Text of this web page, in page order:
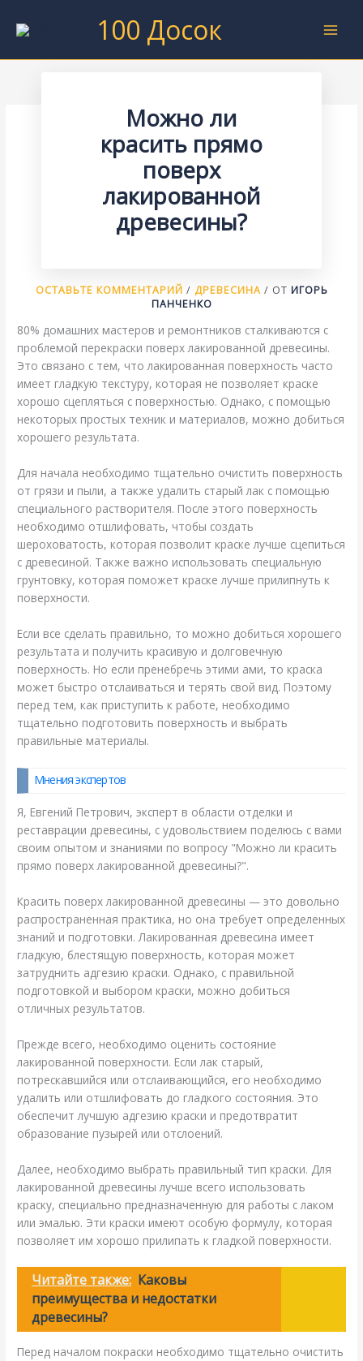
100 Досок
Можно ли
красить прямо
поверх
лакированной
древесины?
ОСТАВЬТЕ КОММЕНТАРИЙ / ДРЕВЕСИНА/ ОТ ИГОРЬ
ПАНЧЕНКО
80% домашних мастеров и ремонтников сталкиваются с
проблемой перекраски поверх лакированной древесины.
Это связано с тем, что лакированная поверхность часто
имеет гладкую текстуру, которая не позволяет краске
хорошо сцепляться с поверхностью. Однако, с помощью
некоторых простых техник и материалов, можно добиться
хорошего результата.
Для начала необходимо тщательно очистить поверхность
от грязи и пыли, а также удалить старый лак с помощью
специального растворителя. После этого поверхность
необходимо отшлифовать, чтобы создать
шероховатость, которая позволит краске лучше сцепиться
с древесиной. Также важно использовать специальную
грунтовку, которая поможет краске лучше прилипнуть к
поверхности.
Если все сделать правильно, то можно добиться хорошего
результата и получить красивую и долговечную
поверхность. Но если пренебречь этими ами, то краска
может быстро отслаиваться и терять свой вид. Поэтому
перед тем, как приступить к работе, необходимо
тщательно подготовить поверхность и выбрать
правильные материалы.
Мнения экспертов
Я, Евгений Петрович, эксперт в области отделки и
реставрации древесины, с удовольствием поделюсь с вами
своим опытом и знаниями по вопросу "Можно ли красить
прямо поверх лакированной древесины?".
Красить поверх лакированной древесины — это довольно
распространенная практика, но она требует определенных
знаний и подготовки. Лакированная древесина имеет
гладкую, блестящую поверхность, которая может
затруднить адгезию краски. Однако, с правильной
подготовкой и выбором краски, можно добиться
отличных результатов.
Прежде всего, необходимо оценить состояние
лакированной поверхности. Если лак старый,
потрескавшийся или отслаивающийся, его необходимо
удалить или отшлифовать до гладкого состояния. Это
обеспечит лучшую адгезию краски и предотвратит
образование пузырей или отслоений.
Далее, необходимо выбрать правильный тип краски. Для
лакированной древесины лучше всего использовать
краску, специально предназначенную для работы с лаком
или эмалью. Эти краски имеют особую формулу, которая
позволяет им хорошо прилипать к гладкой поверхности.
Читайте также: Каковы
преимущества и недостатки
древесины?
Перед началом покраски необходимо тщательно очистить